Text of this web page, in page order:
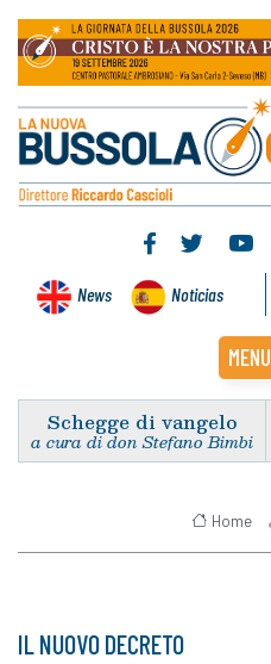
News Noticias
MENU
Schegge di vangelo
a cura di don Stefano Bimbi
Home
IL NUOVO DECRETO